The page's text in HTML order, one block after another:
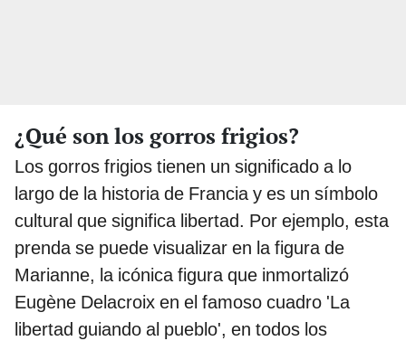
¿Qué son los gorros frigios?
Los gorros frigios tienen un significado a lo
largo de la historia de Francia y es un símbolo
cultural que significa libertad. Por ejemplo, esta
prenda se puede visualizar en la figura de
Marianne, la icónica figura que inmortalizó
Eugène Delacroix en el famoso cuadro 'La
libertad guiando al pueblo', en todos los